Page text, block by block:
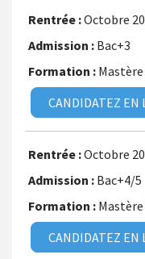
Octobre
Bac+3
CANDIDATEZ EN
Octobre
Bac+4/5
CANDIDATEZ EN